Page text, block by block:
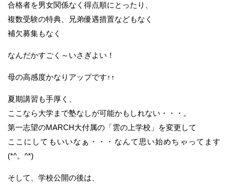
合格者を男女関係なく得点順にとったり、
複数受験の特典、兄弟優遇措置などもなく
補欠募集もなく
なんだかすごく～いさぎよい！
母の高感度かなりアップです↑↑
夏期講習も手厚く、
ここなら大学まで塾なしが可能かもしれない・・・。
第一志望のMARCH大付属の「雲の上学校」を変更して
ここにしてもいいなぁ・・・なんて思い始めちゃってます
(*^。^*)
そして、学校公開の後は、